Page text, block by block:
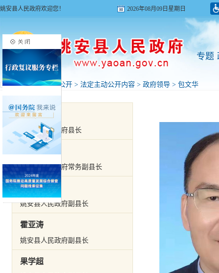
姚安县人民政府欢迎您！ 2026年08月09日星期日
专题
首页>政府信息公开 > 法定主动公开内容 > 政府领导 > 包文华
黄飞
姚安县人民政府县长
阳春红
姚安县人民政府常务副县长
杨家仙
姚安县人民政府副县长
霍亚涛
姚安县人民政府副县长
果学超